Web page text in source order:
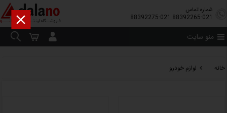
شماره تماس
88392265-021
88392275-021
منو سایت
خانه لوازم خودرو
